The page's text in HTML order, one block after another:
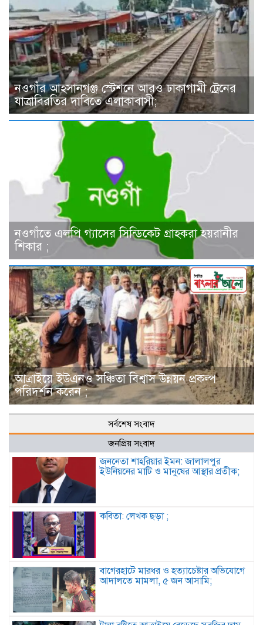
নওগাঁর আহসানগঞ্জ স্টেশনে আরও ঢাকাগামী ট্রেনের
যাত্রাবিরতির দাবিতে এলাকাবাসী;
নওগাঁতে এলপি গ্যাসের সিন্ডিকেট গ্রাহকরা হয়রানীর
শিকার ;
আত্রাইয়ে ইউএনও সঞ্চিতা বিশ্বাস উন্নয়ন প্রকল্প
পরিদর্শন করেন ;
সর্বশেষ সংবাদ
জনপ্রিয় সংবাদ
জননেতা শাহরিয়ার ইমন: জালালপুর
ইউনিয়নের মাটি ও মানুষের আস্থার প্রতীক;
কবিতা: লেখক ছড়া ;
বাগেরহাটে মারধর ও হত্যাচেষ্টার অভিযোগে
আদালতে মামলা, ৫ জন আসামি;